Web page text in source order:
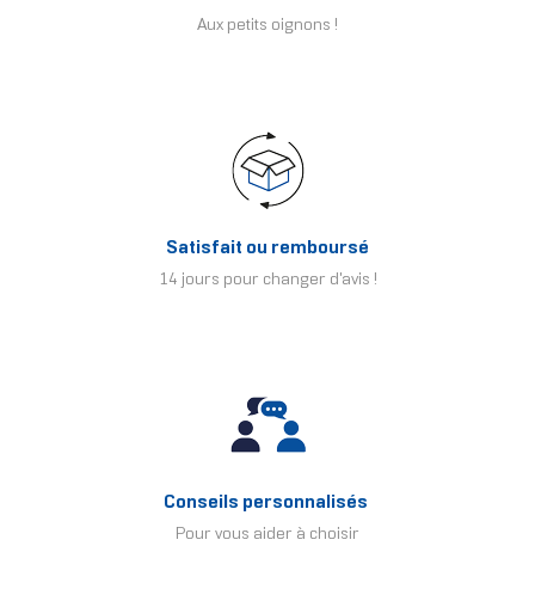
Aux petits oignons !
Satisfait ou remboursé
14 jours pour changer d'avis !
Conseils personnalisés
Pour vous aider à choisir